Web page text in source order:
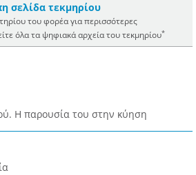
σελίδα τεκμηρίου
του φορέα για περισσότερες
όλα τα ψηφιακά αρχεία του τεκμηρίου*
Η παρουσία του στην κύηση